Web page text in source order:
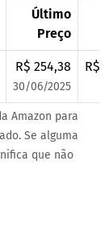
Último
Preço
R$ 254,38
30/06/2025
R$
Amazon para
Se alguma
que não